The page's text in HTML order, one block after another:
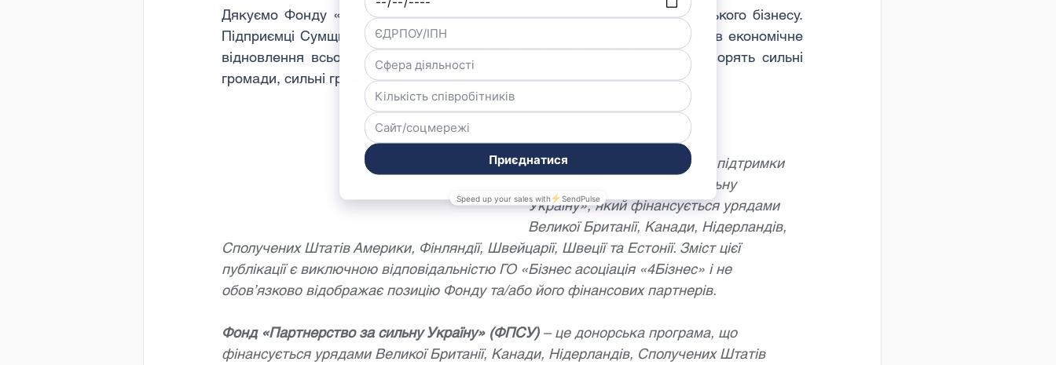
Дякуємо Фонду «Партнерство за сильну Україну» за підтримку українського бізнесу.
Підприємці Сумщини отримали не просто гранти, це реальна інвестиція в економічне
відновлення всього регіону та економіки України. Сильні підприємці творять сильні
громади, сильні громади – сильну країну!
Цей проєкт відбувається за підтримки
Фонду «Партнерство за сильну
Україну», який фінансується урядами
Великої Британії, Канади, Нідерландів,
Сполучених Штатів Америки, Фінляндії, Швейцарії, Швеції та Естонії. Зміст цієї
публікації є виключною відповідальністю ГО «Бізнес асоціація «4Бізнес» і не
обов’язково відображає позицію Фонду та/або його фінансових партнерів.
Фонд «Партнерство за сильну Україну» (ФПСУ) – це донорська програма, що
фінансується урядами Великої Британії, Канади, Нідерландів, Сполучених Штатів